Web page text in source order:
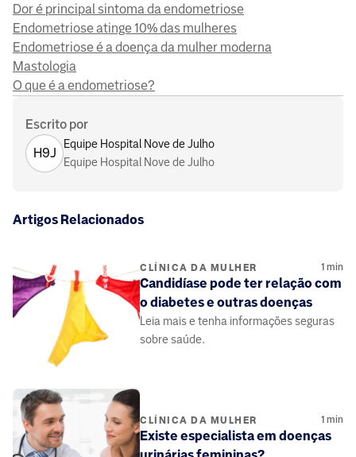
Dor é principal sintoma da endometriose
Endometriose atinge 10% das mulheres
Endometriose é a doença da mulher moderna
Mastologia
O que é a endometriose?
Escrito por
H9J
Equipe Hospital Nove de Julho
Equipe Hospital Nove de Julho
Artigos Relacionados
CLÍNICA DA MULHER 1 min
Candidíase pode ter relação com
o diabetes e outras doenças
Leia mais e tenha informações seguras
sobre saúde.
CLÍNICA DA MULHER 1 min
Existe especialista em doenças